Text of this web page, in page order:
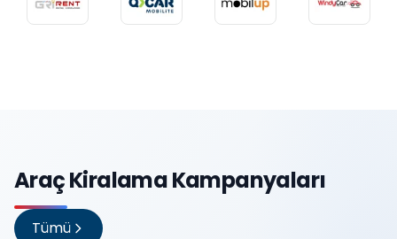
Araç Kiralama Kampanyaları
Tümü